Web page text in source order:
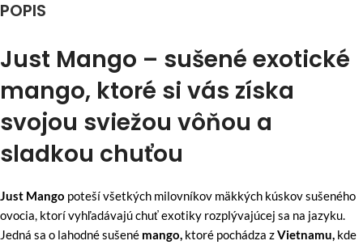
POPIS
Just Mango – sušené exotické
mango, ktoré si vás získa
svojou sviežou vôňou a
sladkou chuťou
Just Mango poteší všetkých milovníkov mäkkých kúskov sušeného
ovocia, ktorí vyhľadávajú chuť exotiky rozplývajúcej sa na jazyku.
Jedná sa o lahodné sušené mango, ktoré pochádza zVietnamu, kde